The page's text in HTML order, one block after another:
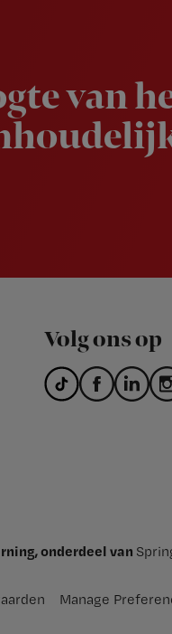
van
Volg ons op
onderdeel van
Manage